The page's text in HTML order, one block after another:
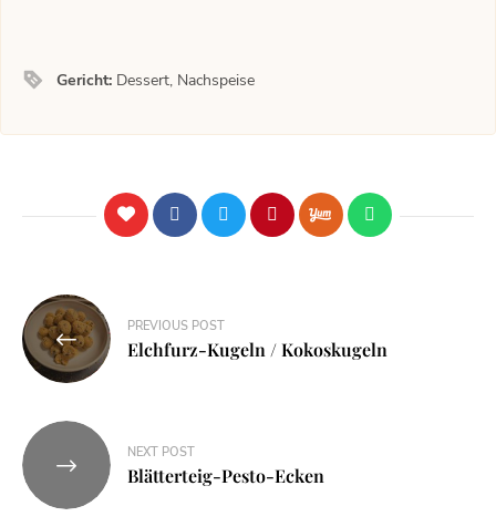
Gericht: Dessert, Nachspeise
PREVIOUS POST
Elchfurz-Kugeln / Kokoskugeln
NEXT POST
Blätterteig-Pesto-Ecken